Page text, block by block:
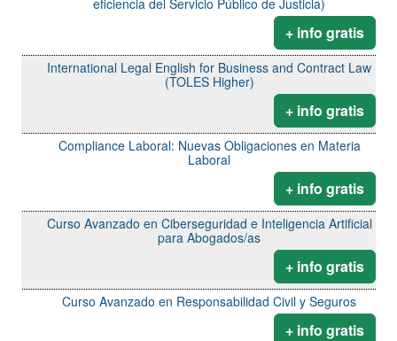
eficiencia del Servicio Público de Justicia)
+ info gratis
International Legal English for Business and Contract Law
(TOLES Higher)
+ info gratis
Compliance Laboral: Nuevas Obligaciones en Materia
Laboral
+ info gratis
Curso Avanzado en Ciberseguridad e Inteligencia Artificial
para Abogados/as
+ info gratis
Curso Avanzado en Responsabilidad Civil y Seguros
+ info gratis